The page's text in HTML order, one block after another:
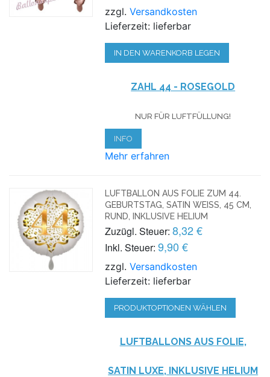
zzgl.Versandkosten
Lieferzeit: lieferbar
IN DEN WARENKORB LEGEN
ZAHL 44 - ROSEGOLD
NUR FÜR LUFTFÜLLUNG!
INFO
Mehr erfahren
LUFTBALLON AUS FOLIE ZUM 44.
GEBURTSTAG, SATIN WEISS, 45 CM, R
UND, INKLUSIVE HELIUM
Zuzügl. Steuer: 8,32 €
Inkl. Steuer: 9,90 €
zzgl.Versandkosten
Lieferzeit: lieferbar
PRODUKTOPTIONEN WÄHLEN
LUFTBALLONS AUS FOLIE,
SATIN LUXE, INKLUSIVE HELIUM